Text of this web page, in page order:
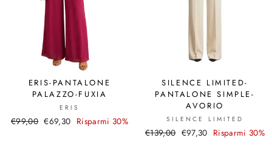
ERIS-PANTALONE
PALAZZO-FUXIA
ERIS
Prezzo
€99,00 Prezzo
€69,30 Risparmi 30%
SILENCE LIMITED-
PANTALONE SIMPLE-
AVORIO
SILENCE LIMITED
Prezzo
€139,00 Prezzo
€97,30 Risparmi 30%